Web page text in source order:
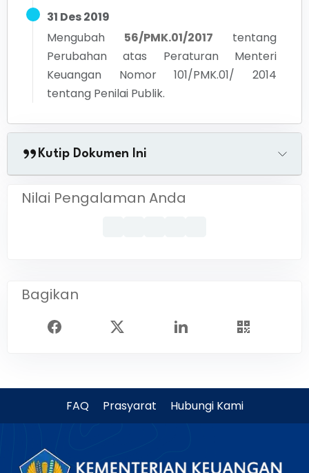
31 Des 2019
Mengubah
56/PMK.01/2017
tentang
Perubahan atas Peraturan Menteri
Keuangan Nomor 101/PMK.01/ 2014
tentang Penilai Publik.
Kutip Dokumen Ini
Nilai Pengalaman Anda
Bagikan
FAQ Prasyarat Hubungi Kami